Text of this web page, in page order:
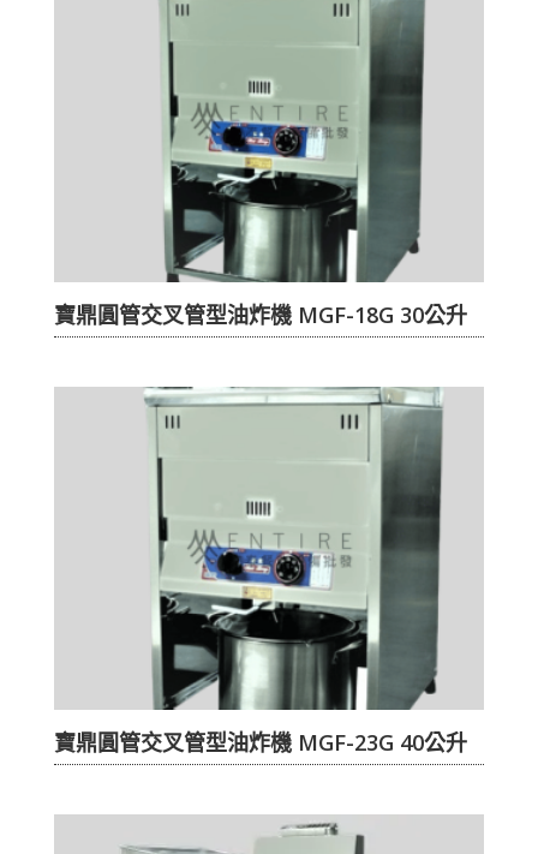
寶鼎圓管交叉管型油炸機 MGF-18G 30公升
寶鼎圓管交叉管型油炸機 MGF-23G 40公升